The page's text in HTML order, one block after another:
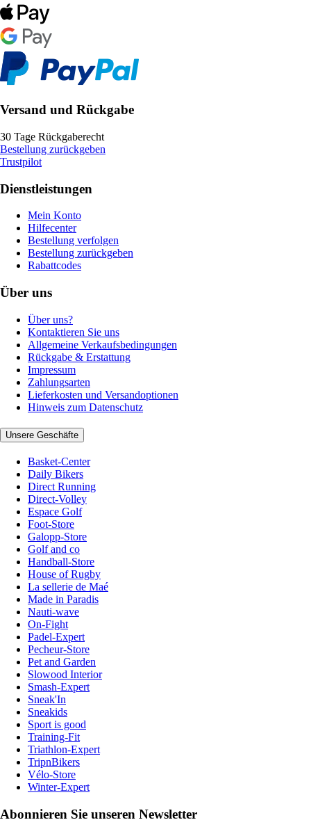
Versand und Rückgabe
30 Tage Rückgaberecht
Bestellung zurückgeben
Trustpilot
Dienstleistungen
Mein Konto
Hilfecenter
Bestellung verfolgen
Bestellung zurückgeben
Rabattcodes
Über uns
Über uns?
Kontaktieren Sie uns
Allgemeine Verkaufsbedingungen
Rückgabe & Erstattung
Impressum
Zahlungsarten
Lieferkosten und Versandoptionen
Hinweis zum Datenschutz
Unsere Geschäfte
Basket-Center
Daily Bikers
Direct Running
Direct-Volley
Espace Golf
Foot-Store
Galopp-Store
Golf and co
Handball-Store
House of Rugby
La sellerie de Maé
Made in Paradis
Nauti-wave
On-Fight
Padel-Expert
Pecheur-Store
Pet and Garden
Slowood Interior
Smash-Expert
Sneak'In
Sneakids
Sport is good
Training-Fit
Triathlon-Expert
TripnBikers
Vélo-Store
Winter-Expert
Abonnieren Sie unseren Newsletter